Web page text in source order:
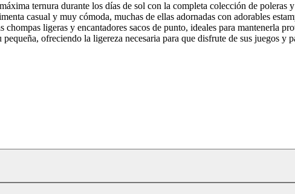
ternura durante los días de sol con la completa colección de
casual y muy cómoda, muchas de ellas adornadas con adorables
chompas ligeras y encantadores sacos de punto, ideales para mantenerla
ofreciendo la ligereza necesaria para que disfrute de sus juegos y